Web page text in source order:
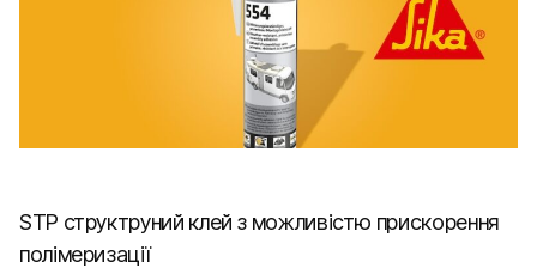
STP структруний клей з можливістю прискорення
полімеризації